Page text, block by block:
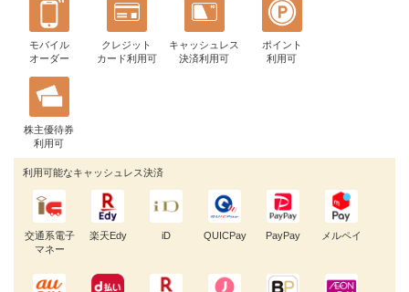
モバイル
オーダー
クレジット
カード利用可
キャッシュレス
決済利用可
ポイント
利用可
株主優待券
利用可
利用可能なキャッシュレス決済
交通系電子
マネー
楽天Edy iD QUICPay PayPay メルペイ